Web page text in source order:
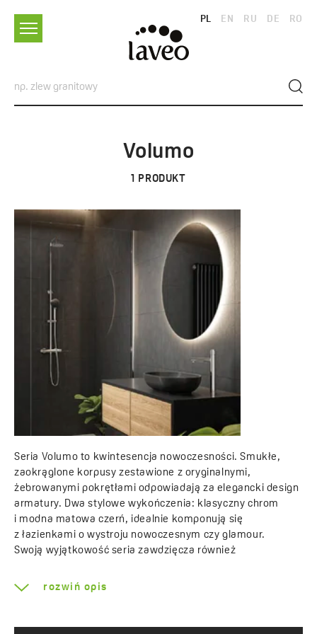
PL EN RU DE RO
Volumo
PRODUKT
Seria Volumo to kwintesencja nowoczesności. Smukłe,
zaokrąglone korpusy zestawione z oryginalnymi,
żebrowanymi pokrętłami odpowiadają za elegancki design
armatury. Dwa stylowe wykończenia: klasyczny chrom
i modna matowa czerń, idealnie komponują się
z łazienkami o wystroju nowoczesnym czy glamour.
Swoją wyjątkowość seria zawdzięcza również
funkcjonalność dostępnych modeli. Baterie zamiast
temperatury wody nawet mokrymi rękoma jest możliwa
rozwiń opis